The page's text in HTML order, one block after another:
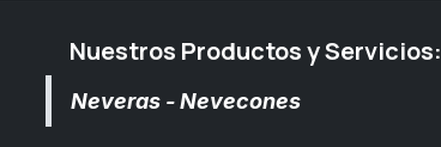
Nuestros Productos y Servicios:
Neveras - Nevecones